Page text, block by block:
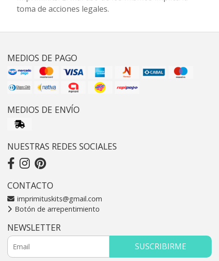
toma de acciones legales.
MEDIOS DE PAGO
MEDIOS DE ENVÍO
NUESTRAS REDES SOCIALES
CONTACTO
imprimituskits@gmail.com
Botón de arrepentimiento
NEWSLETTER
SUSCRIBIRME